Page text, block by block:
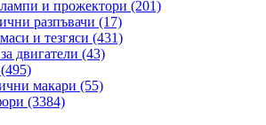
и прожектори (201)
разпъвачи (17)
и тезгяси (431)
двигатели (43)
(495)
макари (55)
(3384)